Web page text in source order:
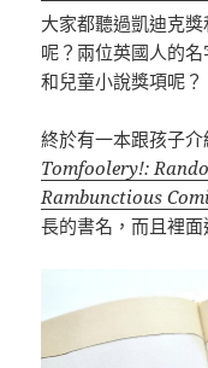
大家都聽過凱迪克
呢？兩位英國人的
和兒童小說獎項呢？
終於有一本跟孩子
Tomfoolery!:
Rambunctious
長的書名，而且裡